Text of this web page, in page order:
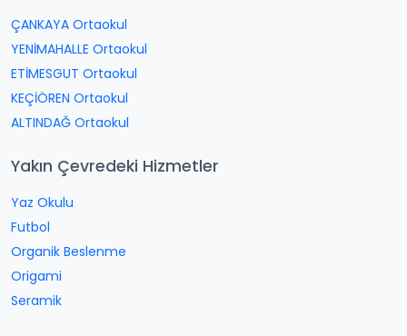
ÇANKAYA Ortaokul
YENİMAHALLE Ortaokul
ETİMESGUT Ortaokul
KEÇİÖREN Ortaokul
ALTINDAĞ Ortaokul
Yakın Çevredeki Hizmetler
Yaz Okulu
Futbol
Organik Beslenme
Origami
Seramik